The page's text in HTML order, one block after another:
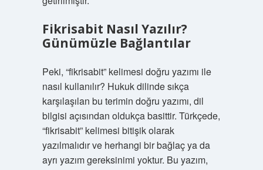
Fikrisabit Nasıl Yazılır?
Günümüzle Bağlantılar
Peki, “fikrisabit” kelimesi doğru yazımı ile
nasıl kullanılır? Hukuk dilinde sıkça
karşılaşılan bu terimin doğru yazımı, dil
bilgisi açısından oldukça basittir. Türkçede,
“fikrisabit” kelimesi bitişik olarak
yazılmalıdır ve herhangi bir bağlaç ya da
ayrı yazım gereksinimi yoktur. Bu yazım,